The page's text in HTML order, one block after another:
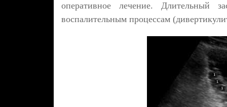
оперативное лечение. Длительный
воспалительным процессам